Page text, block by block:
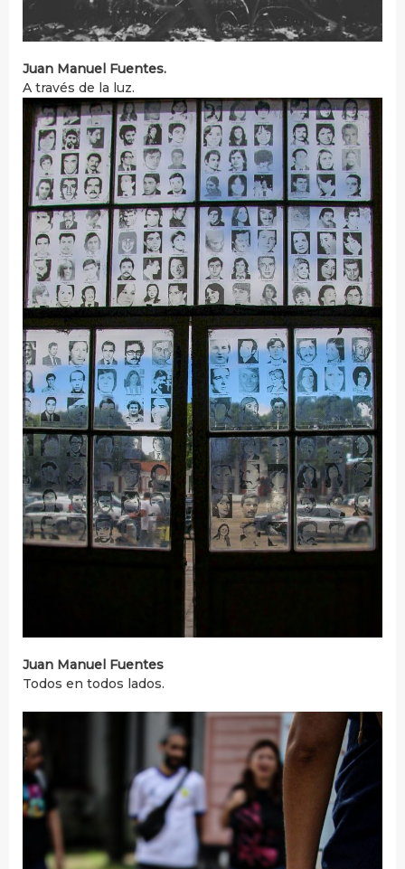
Juan Manuel Fuentes.
A través de la luz.
Juan Manuel Fuentes
Todos en todos lados.